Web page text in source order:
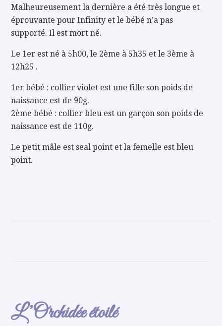
Malheureusement la dernière a été très longue et
éprouvante pour Infinity et le bébé n’a pas
supporté. Il est mort né.
Le 1er est né à 5h00, le 2ème à 5h35 et le 3ème à
12h25 .
1er bébé : collier violet est une fille son poids de
naissance est de 90g.
2ème bébé : collier bleu est un garçon son poids de
naissance est de 110g.
Le petit mâle est seal point et la femelle est bleu
point.
L’Orchidée étoilé